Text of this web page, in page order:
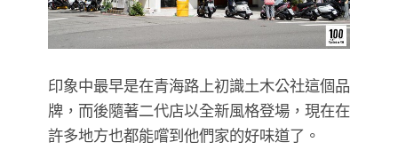
印象中最早是在青海路上初識土木公社這個品
牌，而後隨著二代店以全新風格登場，現在在
許多地方也都能嚐到他們家的好味道了。